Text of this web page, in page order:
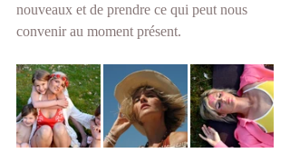
nouveaux et de prendre ce qui peut nous
convenir au moment présent.